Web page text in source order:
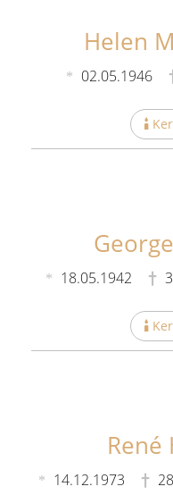
Helen
02.05.1946
18.05.1942
14.12.1973